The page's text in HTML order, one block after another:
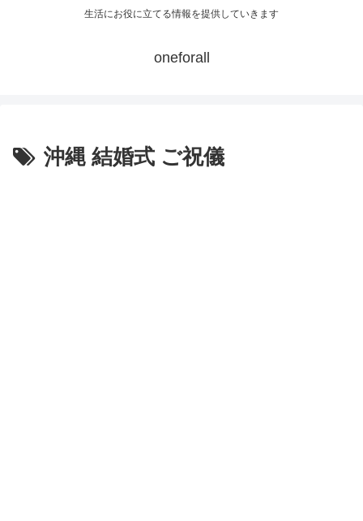
生活にお役に立てる情報を提供していきます
oneforall
沖縄 結婚式 ご祝儀